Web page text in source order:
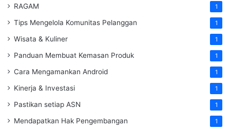
RAGAM 1
Tips Mengelola Komunitas Pelanggan 1
Wisata & Kuliner 1
Panduan Membuat Kemasan Produk 1
Cara Mengamankan Android 1
Kinerja & Investasi 1
Pastikan setiap ASN 1
Mendapatkan Hak Pengembangan 1